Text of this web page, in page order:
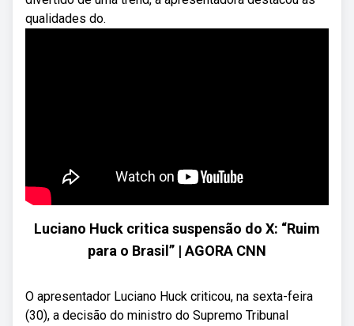
qualidades do.
Luciano Huck critica suspensão do X: “Ruim
para o Brasil” | AGORA CNN
O apresentador Luciano Huck criticou, na sexta-feira
(30), a decisão do ministro do Supremo Tribunal